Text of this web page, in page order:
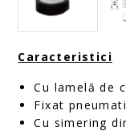
Caracteristici
Cu lamelă de
Fixat
Cu simering